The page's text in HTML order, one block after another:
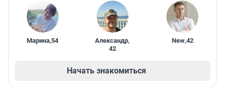
Марина,54 Александр,
42
New,42
Начать знакомиться